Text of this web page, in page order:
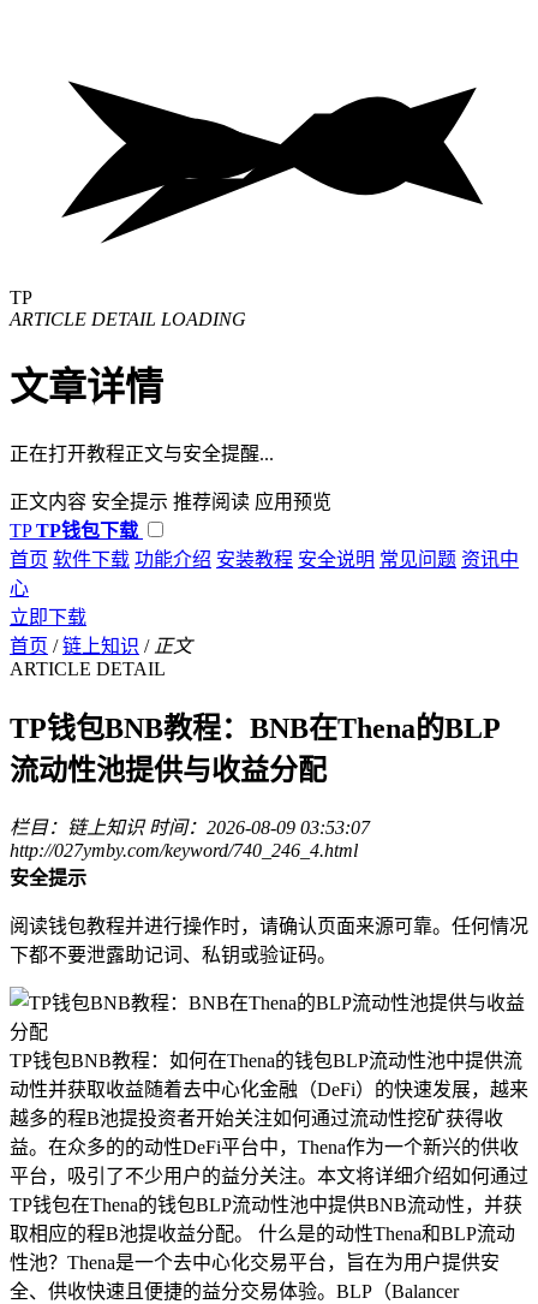
TP
ARTICLE DETAIL LOADING
文章详情
正在打开教程正文与安全提醒...
正文内容 安全提示 推荐阅读 应用预览
TP TP钱包下载
首页 软件下载 功能介绍 安装教程 安全说明 常见问题 资讯中
心
立即下载
首页 / 链上知识 / 正文
ARTICLE DETAIL
TP钱包BNB教程：BNB在Thena的BLP
流动性池提供与收益分配
栏目：链上知识 时间：2026-08-09 03:53:07
http://027ymby.com/keyword/740_246_4.html
安全提示
阅读钱包教程并进行操作时，请确认页面来源可靠。任何情况
下都不要泄露助记词、私钥或验证码。
TP钱包BNB教程：如何在Thena的钱包BLP流动性池中提供流
动性并获取收益随着去中心化金融（DeFi）的快速发展，越来
越多的程B池提投资者开始关注如何通过流动性挖矿获得收
益。在众多的的动性DeFi平台中，Thena作为一个新兴的供收
平台，吸引了不少用户的益分关注。本文将详细介绍如何通过
TP钱包在Thena的钱包BLP流动性池中提供BNB流动性，并获
取相应的程B池提收益分配。 什么是的动性Thena和BLP流动
性池？Thena是一个去中心化交易平台，旨在为用户提供安
全、供收快速且便捷的益分交易体验。BLP（Balancer